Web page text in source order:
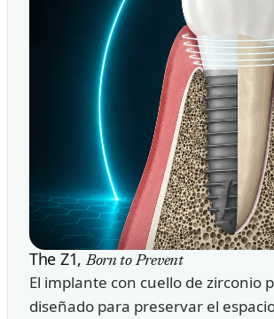
The Z1,Born to Prevent
El implante con cuello de zirconio
diseñado para preservar el